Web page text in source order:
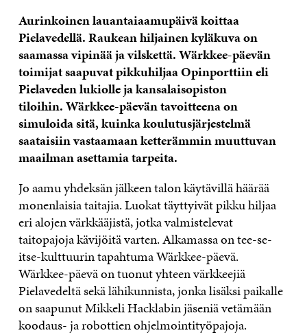
Aurinkoinen lauantaiaamupäivä koittaa
Pielavedellä. Raukean hiljainen kyläkuva on
saamassa vipinää ja vilskettä. Wärkkee-päevän
toimijat saapuvat pikkuhiljaa Opinporttiin eli
Pielaveden lukiolle ja kansalaisopiston
tiloihin. Wärkkee-päevän tavoitteena on
simuloida sitä, kuinka koulutusjärjestelmä
saataisiin vastaamaan ketterämmin muuttuvan
maailman asettamia tarpeita.
Jo aamu yhdeksän jälkeen talon käytävillä häärää
monenlaisia taitajia. Luokat täyttyivät pikku hiljaa
eri alojen värkkääjistä, jotka valmistelevat
taitopajoja kävijöitä varten. Alkamassa on tee-se-
itse-kulttuurin tapahtuma Wärkkee-päevä.
Wärkkee-päevä on tuonut yhteen värkkeejiä
Pielavedeltä sekä lähikunnista, jonka lisäksi paikalle
on saapunut Mikkeli Hacklabin jäseniä vetämään
koodaus- ja robottien ohjelmointityöpajoja.